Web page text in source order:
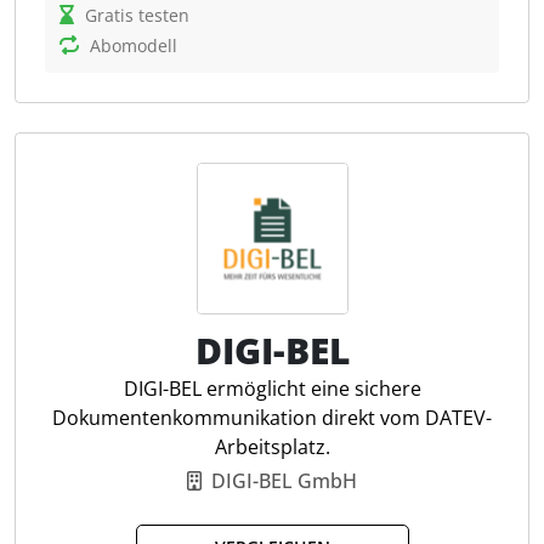
Humbee unterstützt Nutzer dabei, ihre individuellen
gestalten. Vorgangsbasiertes Arbeiten ermöglicht
den zentralen Zugriff auf alle relevanten
Informationen zu einem Thema. Dadurch entfällt die
Funktionen gehören Dokumentenmanagement,
CRM, Prozess- und Aufgabenmanagement sowie die
Integration von Workflows zur Automatisierung
wiederkehrender Tätigkeiten. Steuerfachleute
profitieren von der umfassenden Integration in
bestehende Systeme und der Möglichkeit, ihre
Arbeit in Kanban-Boards zu visualisieren.
Vorgangsbasiertes Arbeiten
Rechnungsmonitor
Erkennung doppelter Rechnungen
Gratis testen
Abomodell
DIGI-BEL
DIGI-BEL ermöglicht eine sichere
Dokumentenkommunikation direkt vom DATEV-
Arbeitsplatz.
DIGI-BEL GmbH